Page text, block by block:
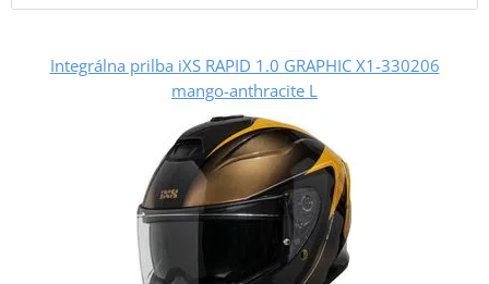
Integrálna prilba iXS RAPID 1.0 GRAPHIC X1-330206
mango-anthracite L